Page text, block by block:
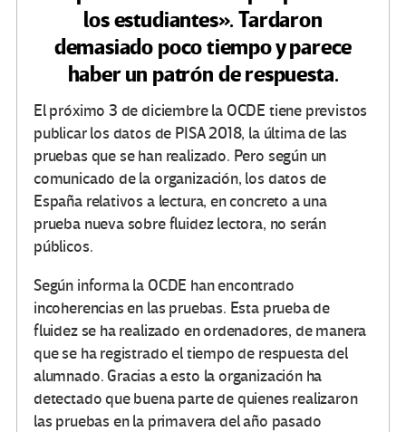
los estudiantes». Tardaron
demasiado poco tiempo y parece
haber un patrón de respuesta.
El próximo 3 de diciembre la OCDE tiene previstos
publicar los datos de PISA 2018, la última de las
pruebas que se han realizado. Pero según un
comunicado de la organización, los datos de
España relativos a lectura, en concreto a una
prueba nueva sobre fluidez lectora, no serán
públicos.
Según informa la OCDE han encontrado
incoherencias en las pruebas. Esta prueba de
fluidez se ha realizado en ordenadores, de manera
que se ha registrado el tiempo de respuesta del
alumnado. Gracias a esto la organización ha
detectado que buena parte de quienes realizaron
las pruebas en la primavera del año pasado